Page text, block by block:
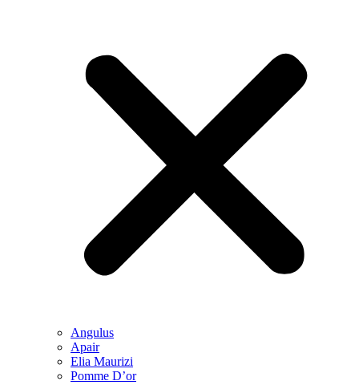
Angulus
Apair
Elia Maurizi
Pomme D’or